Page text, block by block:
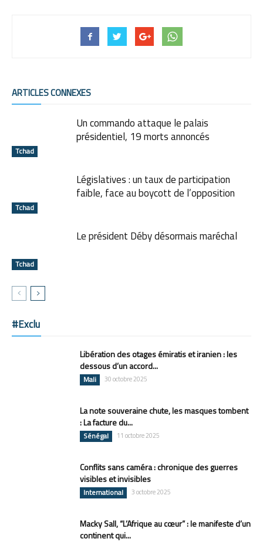
ARTICLES CONNEXES
Tchad
Un commando attaque le palais
présidentiel, 19 morts annoncés
Tchad
Législatives : un taux de participation
faible, face au boycott de l’opposition
Tchad
Le président Déby désormais maréchal
#Exclu
Libération des otages émiratis et iranien : les
dessous d’un accord...
Mali 30 octobre 2025
La note souveraine chute, les masques tombent
: La facture du...
Sénégal 11 octobre 2025
Conflits sans caméra : chronique des guerres
visibles et invisibles
International 3 octobre 2025
Macky Sall, “L’Afrique au cœur” : le manifeste d’un
continent qui...